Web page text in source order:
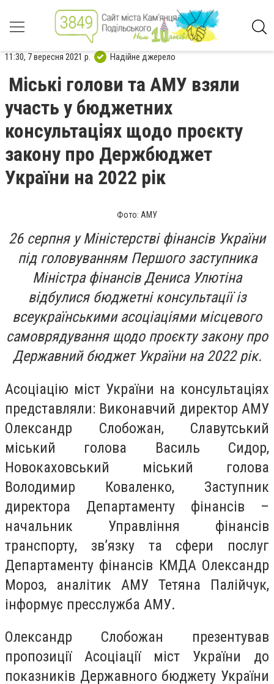
11:30, 7 вересня 2021 р. Надійне джерело
Міські голови та АМУ взяли
участь у бюджетних
консультаціях щодо проєкту
закону про Держбюджет
України на 2022 рік
Фото: АМУ
26 серпня у Міністерстві фінансів України
під головуванням Першого заступника
Міністра фінансів Дениса Улютіна
відбулися бюджетні консультації із
всеукраїнськими асоціаціями місцевого
самоврядування щодо проєкту закону про
Державний бюджет України на 2022 рік.
Асоціацію міст України на консультаціях
представляли: Виконавчий директор АМУ
Олександр Слобожан, Славутський
міський голова Василь Сидор,
Новокаховський міський голова
Володимир Коваленко, Заступник
директора Департаменту фінансів –
начальник Управління фінансів
транспорту, зв’язку та сфери послуг
Департаменту фінансів КМДА Олександр
Мороз, аналітик АМУ Тетяна Палійчук,
інформує пресслужба АМУ.
Олександр Слобожан презентував
пропозиції Асоціації міст України до
показників Державного бюджету України